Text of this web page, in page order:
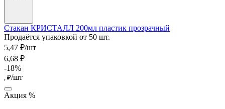
Стакан КРИСТАЛЛ 200мл пластик прозрачный
Продаётся упаковкой от 50 шт.
5,47 ₽/шт
6,68 ₽
-18%
, ₽/шт
Акция %